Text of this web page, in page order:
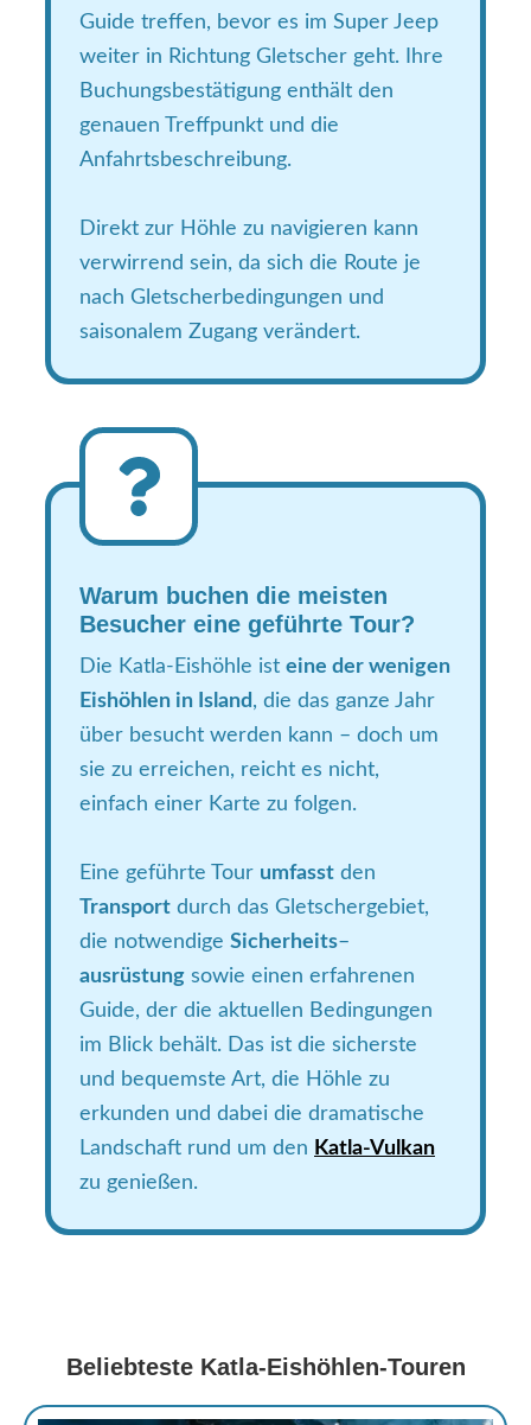
Guide treffen, bevor es im Super Jeep
weiter in Richtung Gletscher geht. Ihre
Buchungsbestätigung enthält den
genauen Treffpunkt und die
Anfahrtsbeschreibung.
Direkt zur Höhle zu navigieren kann
verwirrend sein, da sich die Route je
nach Gletscherbedingungen und
saisonalem Zugang verändert.
Warum buchen die meisten
Besucher eine geführte Tour?
Die Katla-Eishöhle ist eine der wenigen
Eishöhlen in Island, die das ganze Jahr
über besucht werden kann – doch um
sie zu erreichen, reicht es nicht,
einfach einer Karte zu folgen.
Eine geführte Tour umfasst den
Transport durch das Gletschergebiet,
die notwendige Sicherheits–
ausrüstung sowie einen erfahrenen
Guide, der die aktuellen Bedingungen
im Blick behält. Das ist die sicherste
und bequemste Art, die Höhle zu
erkunden und dabei die dramatische
Landschaft rund um den Katla-Vulkan
zu genießen.
Beliebteste Katla-Eishöhlen-Touren